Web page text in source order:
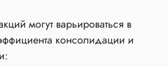
могут варьироваться в
консолидации и